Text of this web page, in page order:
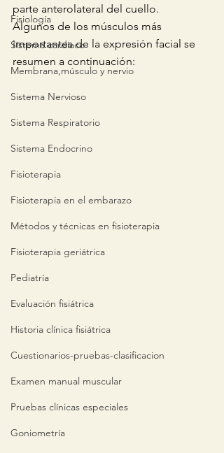
Fisiología
Sistema cardiaco
Membrana,músculo y nervio
Sistema Nervioso
Sistema Respiratorio
Sistema Endocrino
Fisioterapia
Fisioterapia en el embarazo
Métodos y técnicas en fisioterapia
Fisioterapia geriátrica
Pediatría
Evaluación fisiátrica
Historia clínica fisiátrica
Cuestionarios-pruebas-clasificacion
Examen manual muscular
Pruebas clínicas especiales
Goniometría
parte anterolateral del cuello.
Algunos de los músculos más
importantes de la expresión facial se
resumen a continuación: